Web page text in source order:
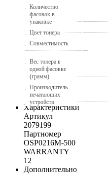
Количество
фасовок в
упаковке
Цвет тонера
Совместимость
Вес тонера в
одной фасовке
(грамм)
Производитель
печатающих
устройств
Характеристики
Артикул
2079199
Партномер
OSP0216M-500
WARRANTY
12
Дополнительно